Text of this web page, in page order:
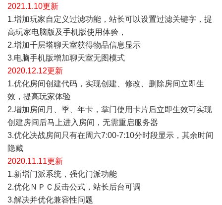
2021.1.10更新
1.增加玩家自定义过滤功能，站长可以设置过滤关键字，提
高玩家电脑版及手机版使用体验，
2.增加千层塔聊天室获得物品信息显示
3.电脑手机版增加聊天室无图模式
2020.12.12更新
1.优化房间创建代码，实现创建、修改、删除房间立即生
效，提高玩家体验
2.增加房间月、季、年卡，掌门使用卡片后立即生效可实现
创建房间后马上进入房间，无需重启服务器
3.优化决战房间只有在周六7:00-7:10分时段显示，其余时间
隐藏
2020.11.11更新
1.新增门派系统，强化门派功能
2.优化ＮＰＣ反击公式，站长后台可调
3.解决并优化兼容性问题